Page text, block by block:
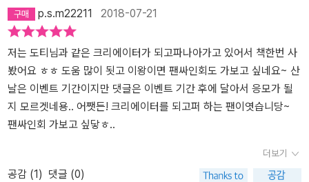
차별점을 가지고 운영되고 있는지를 들려준다. 크리에이터를 꿈꾸고
있는가? 틀에 박힌 것에서 벗어나 남들보다 더 재미있고 창의적인 콘
하고 좋은 영향력을 주고 싶은가? 좀 더 새로운 것을 만들고, 미래를
이끄는 곳에서 진취적으로 일해보고 싶은가? 어떤 일이 너무 좋아 밤
샘을 하고도 행복한 경험이 있다면, 몇 날 며칠 해도 질리지 않을 취미
가 있다면 당신은 크리에이터가 될 수 있다. 유튜브를 보다가 내려야
할 역을 지나쳤다면? 당신은 이미 샌드박스에 입사할 자격을 갖췄다.
“사람들에게 새로운 꿈을 심어주는 콘텐츠를 만들고 싶다”는 샌드박
스 네크워크와 크리에이터들의 그 특별한 세계로 함께 떠나보자. ★
p.s.m22211 2018-07-21
저는 도티님과 같은 크리에이터가 되고파나아가고 있어서 책한번 사
봤어요 ㅎㅎ 도움 많이 됫고 이왕이면 팬싸인회도 가보고 싶네요~ 산
날은 이벤트 기간이지만 댓글은 이벤트 기간 후에 달아서 응모가 될
지 모르겟네용.. 어쨋든! 크리에이터를 되고퍼 하는 팬이엿습니당~
팬싸인회 가보고 싶닿ㅎ..
더보기
공감 (1) 댓글 (0)